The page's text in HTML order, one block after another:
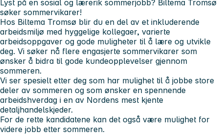
Lyst på en sosial og lærerik sommerjobb? Biltema Tromsø
søker sommervikarer!
Hos Biltema Tromsø blir du en del av et inkluderende
arbeidsmiljø med hyggelige kollegaer, varierte
arbeidsoppgaver og gode muligheter til å lære og utvikle
deg. Vi søker nå flere engasjerte sommervikarer som
ønsker å bidra til gode kundeopplevelser gjennom
sommeren.
Vi ser spesielt etter deg som har mulighet til å jobbe store
deler av sommeren og som ønsker en spennende
arbeidshverdag i en av Nordens mest kjente
detaljhandelskjeder.
For de rette kandidatene kan det også være mulighet for
videre jobb etter sommeren.